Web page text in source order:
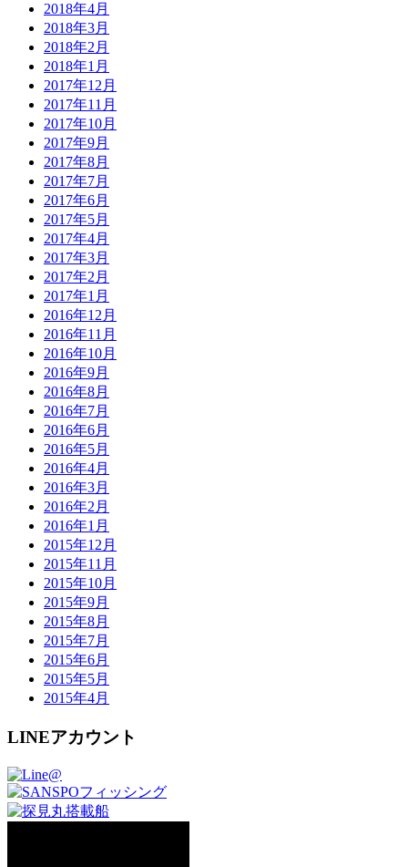
2018年4月
2018年3月
2018年2月
2018年1月
2017年12月
2017年11月
2017年10月
2017年9月
2017年8月
2017年7月
2017年6月
2017年5月
2017年4月
2017年3月
2017年2月
2017年1月
2016年12月
2016年11月
2016年10月
2016年9月
2016年8月
2016年7月
2016年6月
2016年5月
2016年4月
2016年3月
2016年2月
2016年1月
2015年12月
2015年11月
2015年10月
2015年9月
2015年8月
2015年7月
2015年6月
2015年5月
2015年4月
LINEアカウント